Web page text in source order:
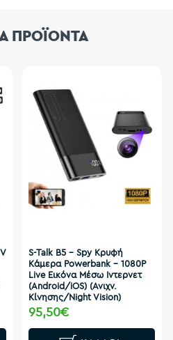
ΠΡΟΪΟΝΤΑ
S-Talk B5 - Spy Κρυφή
Κάμερα Powerbank - 1080P
Live Εικόνα Μέσω Ιντερνετ
(Android/iOS) (Ανιχν.
Κίνησης/Night Vision)
95,50€